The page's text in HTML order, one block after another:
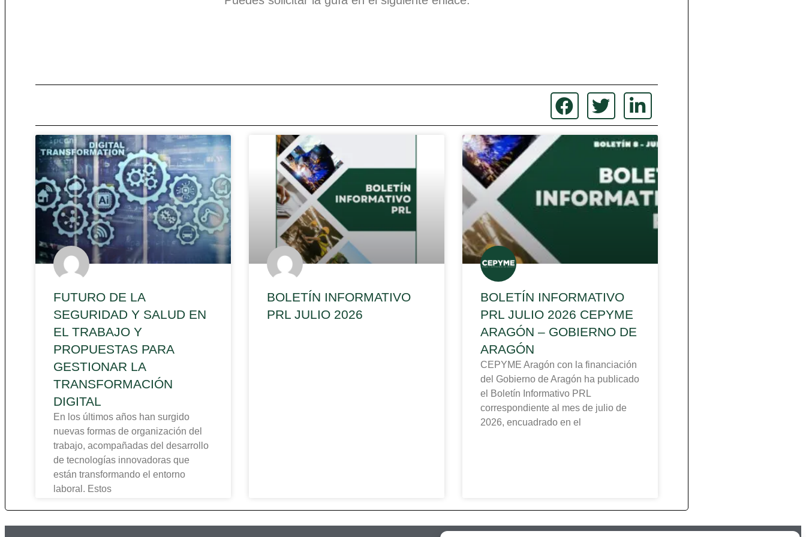
FUTURO DE LA
SEGURIDAD Y SALUD EN
EL TRABAJO Y
PROPUESTAS PARA
GESTIONAR LA
TRANSFORMACIÓN
DIGITAL
En los últimos años han surgido
nuevas formas de organización del
trabajo, acompañadas del desarrollo
de tecnologías innovadoras que
están transformando el entorno
laboral. Estos
BOLETÍN INFORMATIVO
PRL JULIO 2026
BOLETÍN INFORMATIVO
PRL JULIO 2026 CEPYME
ARAGÓN – GOBIERNO DE
ARAGÓN
CEPYME Aragón con la financiación
del Gobierno de Aragón ha publicado
el Boletín Informativo PRL
correspondiente al mes de julio de
2026, encuadrado en el